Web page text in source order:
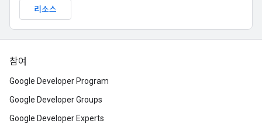
리소스
참여
Google Developer Program
Google Developer Groups
Google Developer Experts